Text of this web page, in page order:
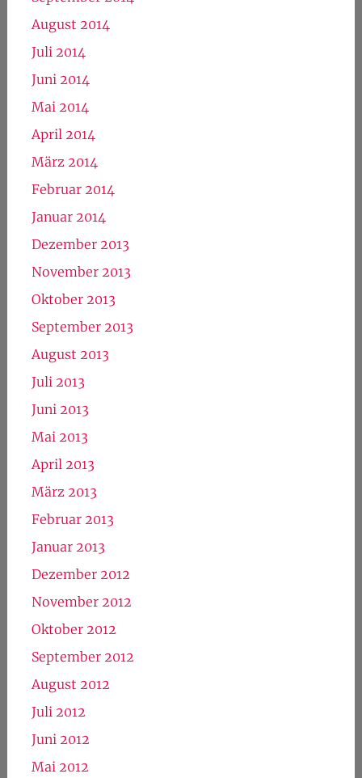
August 2014
Juli 2014
Juni 2014
Mai 2014
April 2014
März 2014
Februar 2014
Januar 2014
Dezember 2013
November 2013
Oktober 2013
September 2013
August 2013
Juli 2013
Juni 2013
Mai 2013
April 2013
März 2013
Februar 2013
Januar 2013
Dezember 2012
November 2012
Oktober 2012
September 2012
August 2012
Juli 2012
Juni 2012
Mai 2012